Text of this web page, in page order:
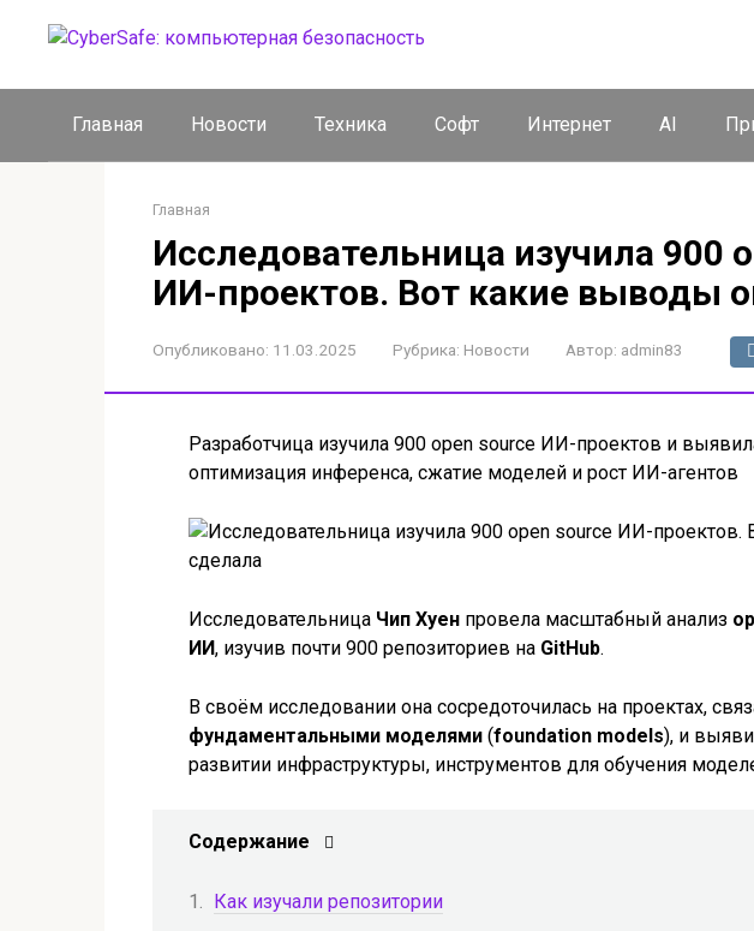
Главная Новости Техника Софт Интернет AI
Главная
Исследовательница изучила 900
ИИ-проектов. Вот какие выводы
Опубликовано: 11.03.2025 Рубрика: Новости Автор: admin83
Разработчица изучила 900 open source ИИ-проектов и
оптимизация инференса, сжатие моделей и рост ИИ-агентов
Исследовательница Чип Хуен провела масштабный анализ
ИИ, изучив почти 900 репозиториев на GitHub.
В своём исследовании она сосредоточилась на проектах,
фундаментальными моделями (foundation models), и
развитии инфраструктуры, инструментов для обучения
Содержание
Как изучали репозитории